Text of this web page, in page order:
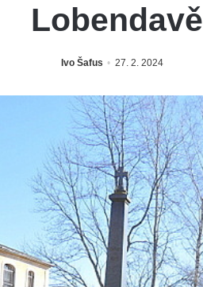
Lobendavě
Ivo Šafus 27. 2. 2024